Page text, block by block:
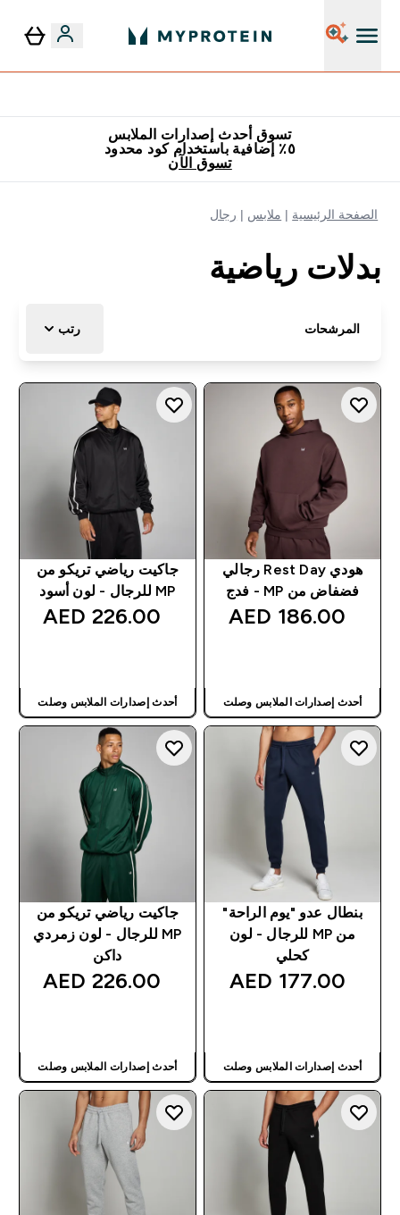
تسوق أحدث إصدارات الملابس
٥٪ إضافية باستخدام كود محدود
تسوق الآن
الصفحة الرئيسية ملابس رجال
بدلات رياضية
المرشحات رتب
هودي Rest Day رجالي
فضفاض من MP - فدج
186.00 AED‎
أحدث إصدارات الملابس وصلت
جاكيت رياضي تريكو من
MP للرجال - لون أسود
226.00 AED‎
أحدث إصدارات الملابس وصلت
بنطال عدو "يوم الراحة"
من MP للرجال - لون
كحلي
177.00 AED‎
أحدث إصدارات الملابس وصلت
جاكيت رياضي تريكو من
MP للرجال - لون زمردي
داكن
226.00 AED‎
أحدث إصدارات الملابس وصلت